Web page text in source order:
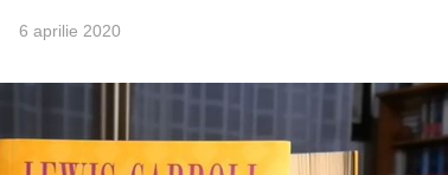
6 aprilie 2020